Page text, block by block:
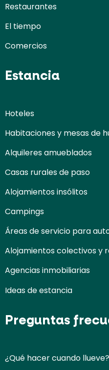
Restaurantes
El tiempo
Comercios
Estancia
Hoteles
Habitaciones y mesas de
Alquileres amueblados
Casas rurales de paso
Alojamientos insólitos
Campings
Áreas de servicio para
Alojamientos colectivos y
Agencias inmobiliarias
Ideas de estancia
Preguntas
¿Qué hacer cuando llueve?